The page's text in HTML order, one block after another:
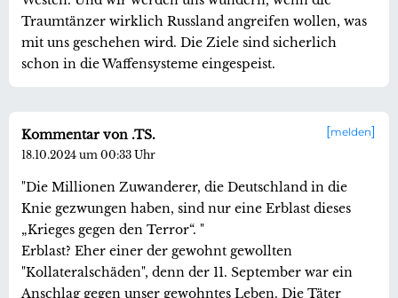
Traumtänzer wirklich Russland angreifen wollen, was
mit uns geschehen wird. Die Ziele sind sicherlich
schon in die Waffensysteme eingespeist.
melden
Kommentar von .TS.
18.10.2024 um 00:33 Uhr
"Die Millionen Zuwanderer, die Deutschland in die
Knie gezwungen haben, sind nur eine Erblast dieses
„Krieges gegen den Terror“. "
Erblast? Eher einer der gewohnt gewollten
"Kollateralschäden", denn der 11. September war ein
Anschlag gegen unser gewohntes Leben. Die Täter